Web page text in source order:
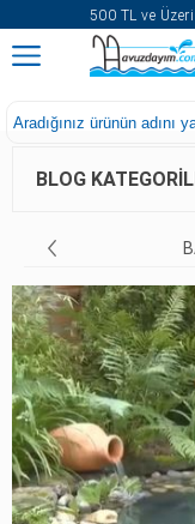
500 TL ve
BLOG